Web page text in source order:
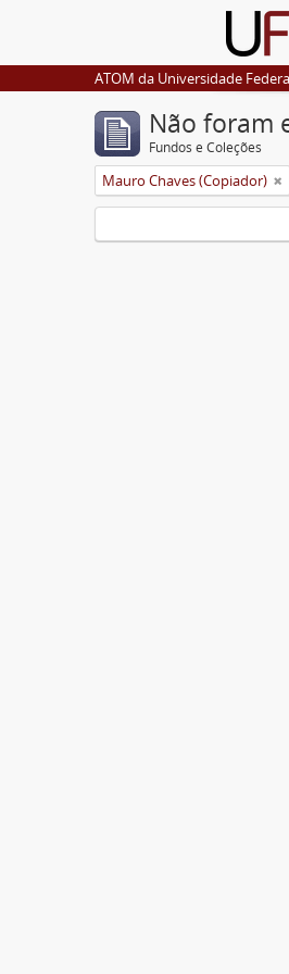
ATOM da Universidade
Não foram
Fundos e Coleções
Mauro Chaves (Copiador)